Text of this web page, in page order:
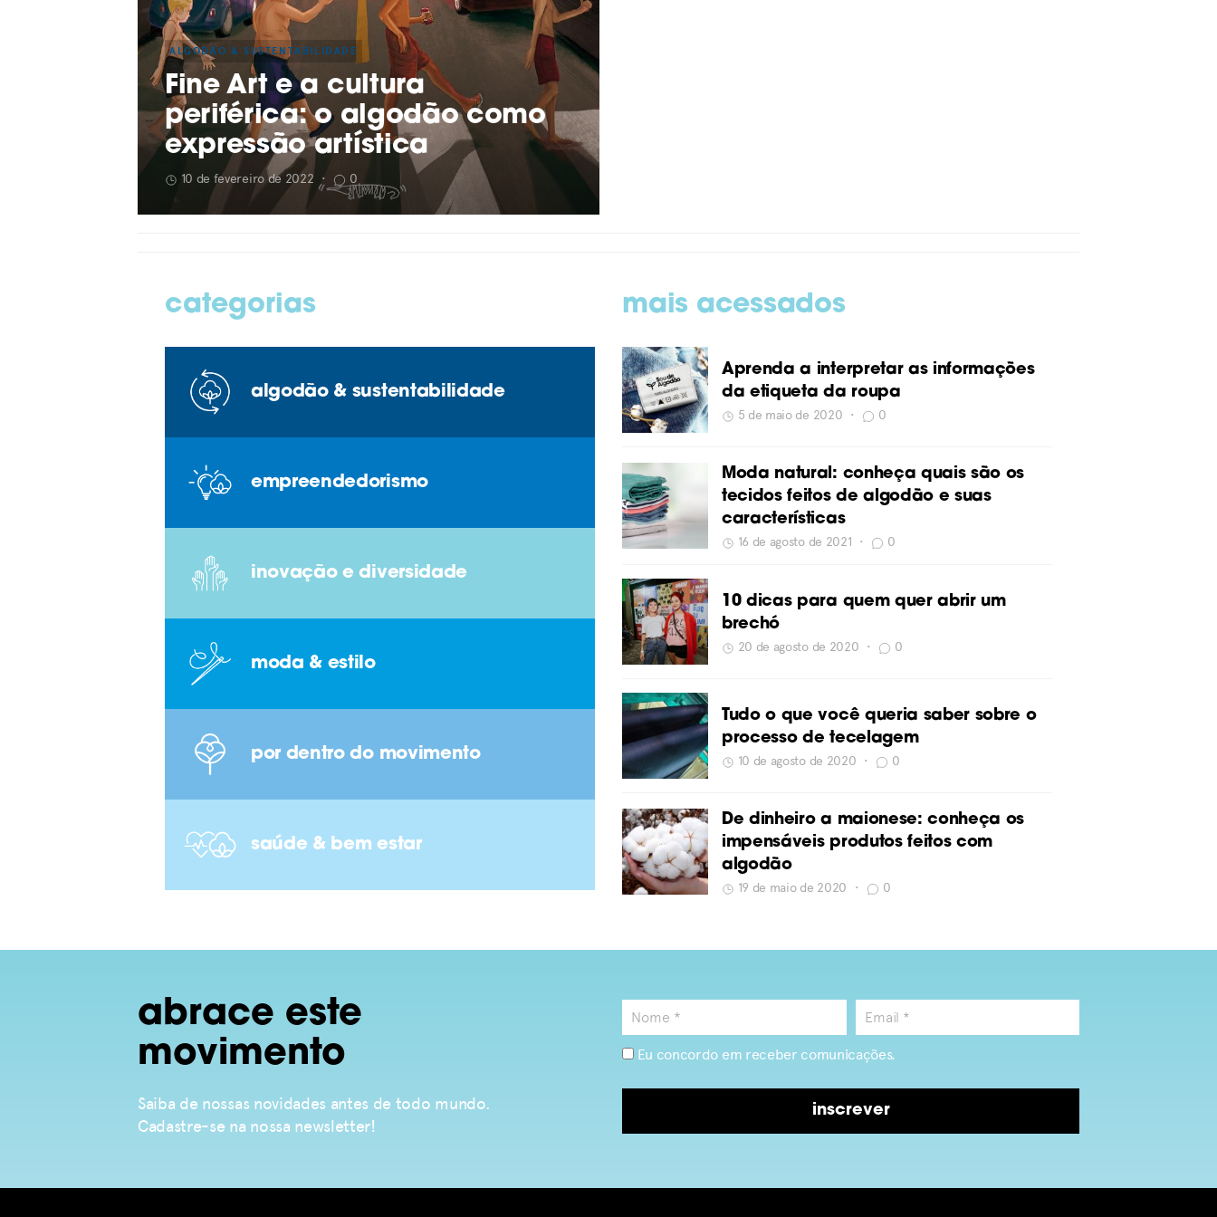
ALGODÃO & SUSTENTABILIDADE
Fine Art e a cultura
periférica: o algodão como
expressão artística
10 de fevereiro de 2022 • 0
categorias
algodão & sustentabilidade
empreendedorismo
inovação e diversidade
moda & estilo
por dentro do movimento
saúde & bem estar
mais acessados
Aprenda a interpretar as informações
da etiqueta da roupa
5 de maio de 2020 • 0
Moda natural: conheça quais são os
tecidos feitos de algodão e suas
características
16 de agosto de 2021 • 0
10 dicas para quem quer abrir um
brechó
20 de agosto de 2020 • 0
Tudo o que você queria saber sobre o
processo de tecelagem
10 de agosto de 2020 • 0
De dinheiro a maionese: conheça os
impensáveis produtos feitos com
algodão
19 de maio de 2020 • 0
abrace este
movimento
Saiba de nossas novidades antes de todo mundo.
Cadastre-se na nossa newsletter!
Eu concordo em receber comunicações.
inscrever